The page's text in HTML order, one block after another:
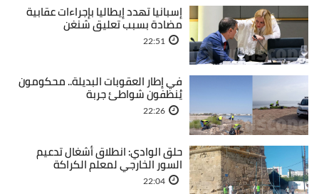
إسبانيا تهدد إيطاليا بإجراءات عقابية
مضادة بسبب تعليق شنغن
22:51
في إطار العقوبات البديلة.. محكومون
يُنظفون شواطئ جربة
22:26
حلق الوادي: انطلاق أشغال تدعيم
السور الخارجي لمعلم الكراكة
22:04